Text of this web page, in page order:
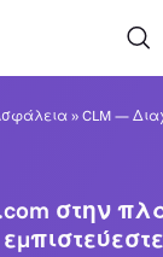
» CLM —
στην